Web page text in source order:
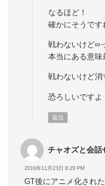
なるほど！
確かにそうです
戦わないけど∞
本当にある意味
戦わないけど消
恐ろしいですよ
返信
チャオズと会話
2016年11月23日 8:29 PM
GT後にアニメ化され